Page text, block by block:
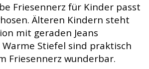
Friesennerz für Kinder passt
Älteren Kindern steht
mit geraden Jeans
Stiefel sind praktisch
Friesennerz wunderbar.